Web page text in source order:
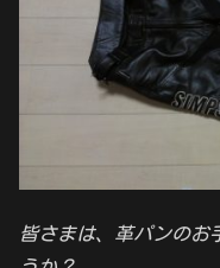
皆さまは、革パンのお